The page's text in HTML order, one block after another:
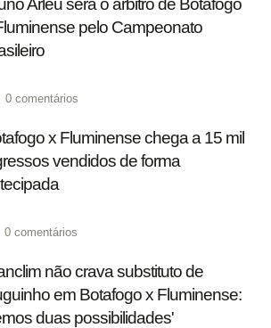
Arleu será o árbitro de Botafogo
pelo Campeonato
0 comentários
x Fluminense chega a 15 mil
vendidos de forma
0 comentários
não crava substituto de
em Botafogo x Fluminense:
duas possibilidades'